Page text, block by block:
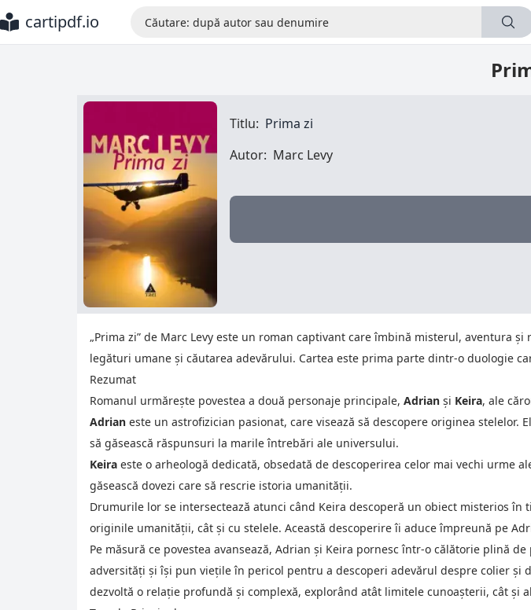
cartipdf.io
Titlu: Prima zi
Autor: Marc Levy
„Prima zi” de Marc Levy este un roman captivant care îmbină misterul,
legături umane și căutarea adevărului. Cartea este prima parte dintr-o duologie
Rezumat
Romanul urmărește povestea a două personaje principale, Adrian și Keira, ale
Adrian este un astrofizician pasionat, care visează să descopere originea
să găsească răspunsuri la marile întrebări ale universului.
Keira este o arheologă dedicată, obsedată de descoperirea celor mai vechi urme
găsească dovezi care să rescrie istoria umanității.
Drumurile lor se intersectează atunci când Keira descoperă un obiect misterios
originile umanității, cât și cu stelele. Această descoperire îi aduce împreună pe
Pe măsură ce povestea avansează, Adrian și Keira pornesc într-o călătorie plină
adversități și își pun viețile în pericol pentru a descoperi adevărul despre colier
dezvoltă o relație profundă și complexă, explorând atât limitele cunoașterii, cât și